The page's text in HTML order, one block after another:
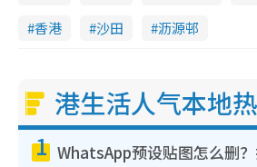
香港
沙田 沥源邨
港生活人气本地
1